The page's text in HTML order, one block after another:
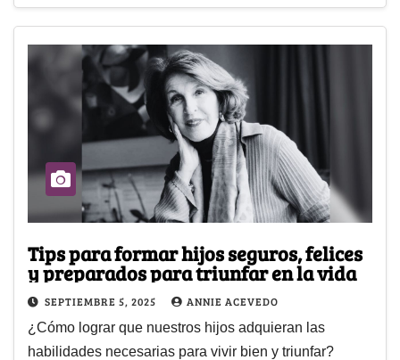
Tips para formar hijos seguros, felices
y preparados para triunfar en la vida
SEPTIEMBRE 5, 2025 ANNIE ACEVEDO
¿Cómo lograr que nuestros hijos adquieran las
habilidades necesarias para vivir bien y triunfar?